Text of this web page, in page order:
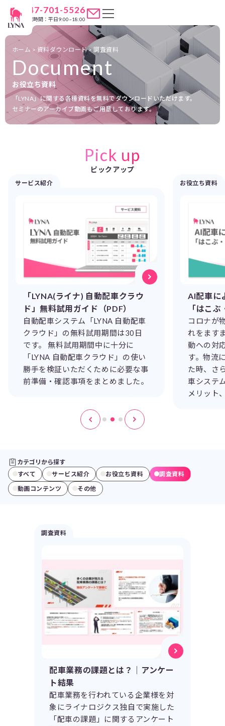
047-701-5526
営業時間：平日9:00~18:00
Document
お役立ち資料
「LYNA」に関する各種資料を無料でダウンロードいただけます。
セミナーのアーカイブ動画もご用意しております。
ホーム > 資料ダウンロード>調査資料
Pick up
ピックアップ
サービス紹介
「LYNA(ライナ) 自動配車クラウ
ド」無料試用ガイド（PDF）
自動配車システム「LYNA 自動配車
クラウド」の無料試用期間は30日
です。 無料試用期間中に十分に
「LYNA 自動配車クラウド」の使い
勝手を検証いただくために必要な事
前準備・確認事項をまとめました。
お役立ち資料
AI配車に
「はこ
コロナが
れをます
動への対
す。物流
た時、さ
車システ
メリット
カテゴリから探す
すべて
サービス紹介 お役立ち資料
調査資料
動画コンテンツ
その他
調査資料
配車業務の課題とは？｜アンケー
ト結果
配車業務を行われている企業様を対
象にライナロジクス独自で実施した
「配車の課題」に関するアンケート